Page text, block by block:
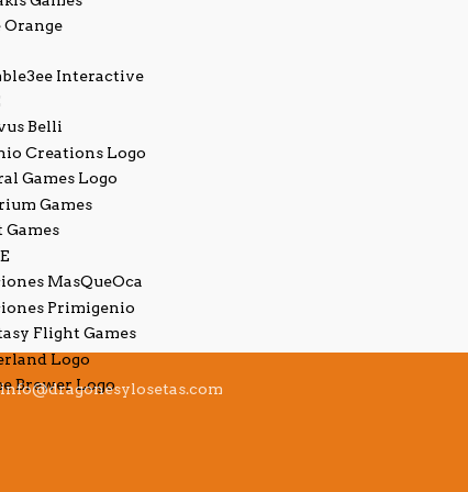
info@dragonesylosetas.com